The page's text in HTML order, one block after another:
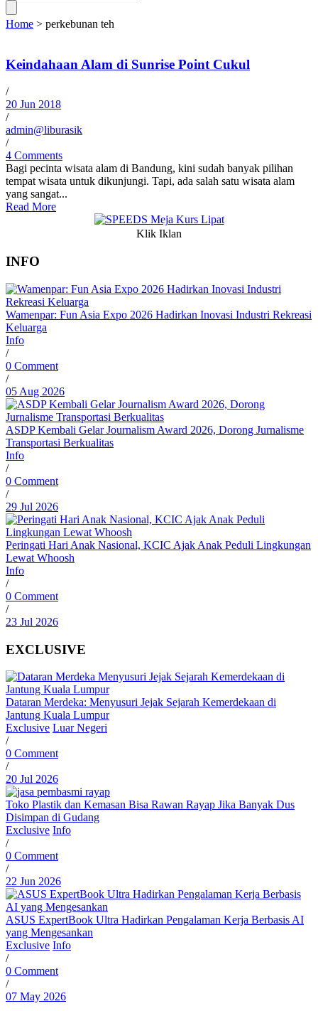
Home > perkebunan teh
Keindahaan Alam di Sunrise Point Cukul
/
20 Jun 2018
/
admin@liburasik
/
4 Comments
Bagi pecinta wisata alam di Bandung, kini sudah banyak pilihan
tempat wisata untuk dikunjungi. Tapi, ada salah satu wisata alam
yang sangat...
Read More
Klik Iklan
INFO
Wamenpar: Fun Asia Expo 2026 Hadirkan Inovasi Industri Rekreasi
Keluarga
Info
/
0 Comment
/
05 Aug 2026
ASDP Kembali Gelar Journalism Award 2026, Dorong Jurnalisme
Transportasi Berkualitas
Info
/
0 Comment
/
29 Jul 2026
Peringati Hari Anak Nasional, KCIC Ajak Anak Peduli Lingkungan
Lewat Whoosh
Info
/
0 Comment
/
23 Jul 2026
EXCLUSIVE
Dataran Merdeka: Menyusuri Jejak Sejarah Kemerdekaan di
Jantung Kuala Lumpur
Exclusive Luar Negeri
/
0 Comment
/
20 Jul 2026
Toko Plastik dan Kemasan Bisa Rawan Rayap Jika Banyak Dus
Disimpan di Gudang
Exclusive Info
/
0 Comment
/
22 Jun 2026
ASUS ExpertBook Ultra Hadirkan Pengalaman Kerja Berbasis AI
yang Mengesankan
Exclusive Info
/
0 Comment
/
07 May 2026